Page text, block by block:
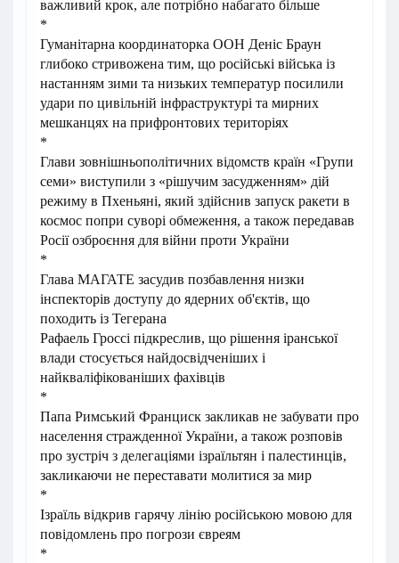
важливий крок, але потрібно набагато більше
*
Гуманітарна координаторка ООН Деніс Браун
глибоко стривожена тим, що російські війська із
настанням зими та низьких температур посилили
удари по цивільній інфраструктурі та мирних
мешканцях на прифронтових територіях
*
Глави зовнішньополітичних відомств країн «Групи
семи» виступили з «рішучим засудженням» дій
режиму в Пхеньяні, який здійснив запуск ракети в
космос попри суворі обмеження, а також передавав
Росії озброєння для війни проти України
*
Глава МАГАТЕ засудив позбавлення низки
інспекторів доступу до ядерних об'єктів, що
походить із Тегерана
Рафаель Гроссі підкреслив, що рішення іранської
влади стосується найдосвідченіших і
найкваліфікованіших фахівців
*
Папа Римський Франциск закликав не забувати про
населення стражденної України, а також розповів
про зустріч з делегаціями ізраїльтян і палестинців,
закликаючи не переставати молитися за мир
*
Ізраїль відкрив гарячу лінію російською мовою для
повідомлень про погрози євреям
*